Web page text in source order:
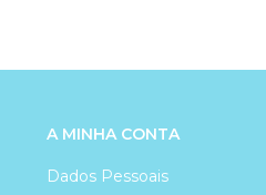
A MINHA CONTA
Dados Pessoais